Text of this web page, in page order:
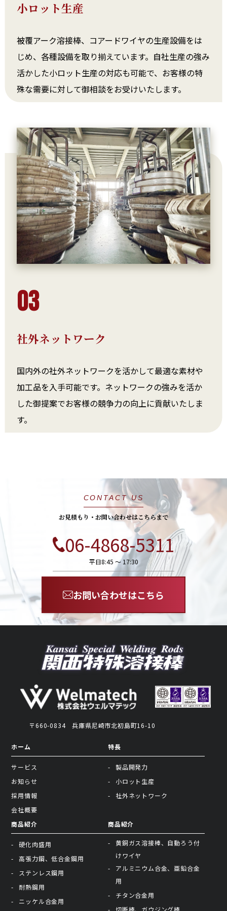
小ロット生産
被覆アーク溶接棒、コアードワイヤの生産設備をは
じめ、各種設備を取り揃えています。自社生産の強み
活かした小ロット生産の対応も可能で、お客様の特
殊な需要に対して御相談をお受けいたします。
03
社外ネットワーク
国内外の社外ネットワークを活かして最適な素材や
加工品を入手可能です。ネットワークの強みを活か
した御提案でお客様の競争力の向上に貢献いたしま
す。
CONTACT US
お見積もり・お問い合わせはこちらまで
06-4868-5311
平日8:45 〜 17:30
お問い合わせはこちら
〒660-0834兵庫県尼崎市北初島町16-10
ホーム
サービス
お知らせ
採用情報
会社概要
特長
製品開発力
小ロット生産
社外ネットワーク
商品紹介
硬化肉盛用
高張力鋼、低合金鋼用
ステンレス鋼用
耐熱鋼用
ニッケル合金用
商品紹介
黄銅ガス溶接棒、自動ろう付
けワイヤ
アルミニウム合金、亜鉛合金
用
チタン合金用
切断棒、ガウジング棒